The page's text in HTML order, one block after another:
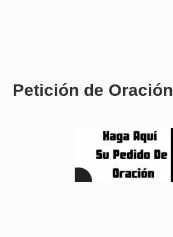
Petición de Oración